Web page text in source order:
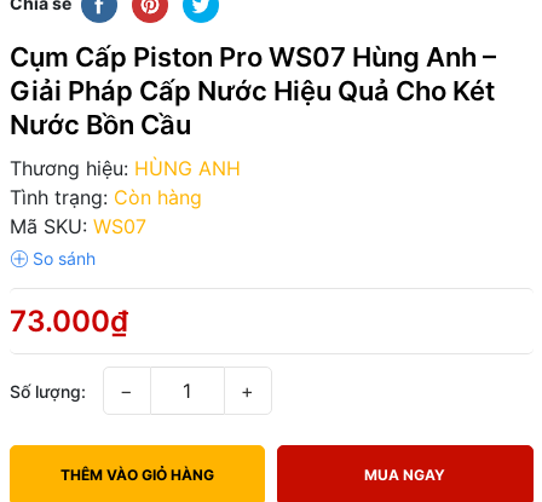
Cụm Cấp Piston Pro WS07 Hùng Anh –
Giải Pháp Cấp Nước Hiệu Quả Cho Két
Nước Bồn Cầu
Thương hiệu: HÙNG ANH
Tình trạng: Còn hàng
Mã SKU: WS07
73.000₫
Số lượng: − +
THÊM VÀO GIỎ HÀNG MUA NGAY